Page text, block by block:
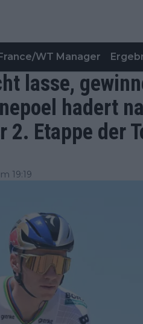
WT Manager
lasse,
hadert
Etappe der
19:19